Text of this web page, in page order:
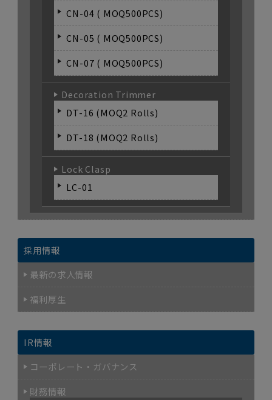
CN-04 ( MOQ500PCS)
CN-05 ( MOQ500PCS)
CN-07 ( MOQ500PCS)
Decoration Trimmer
DT-16 (MOQ2 Rolls)
DT-18 (MOQ2 Rolls)
Lock Clasp
LC-01
採用情報
最新の求人情報
福利厚生
IR情報
コーポレート・ガバナンス
財務情報